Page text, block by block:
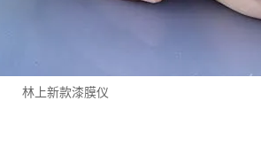
林上新款漆膜仪